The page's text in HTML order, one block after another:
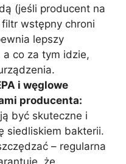
(jeśli producent na
wstępny chroni
lepszy
a co za tym idzie,
i węglowe
producenta:
być skuteczne i
siedliskiem bakterii.
– regularna
że